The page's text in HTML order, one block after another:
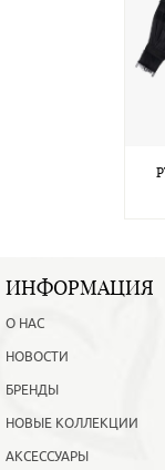
ИНФОРМАЦИЯ
О НАС
НОВОСТИ
БРЕНДЫ
НОВЫЕ КОЛЛЕКЦИИ
АКСЕССУАРЫ